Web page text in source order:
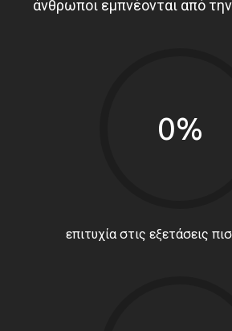
άνθρωποι εμπνέονται από
0%
επιτυχία στις εξετάσεις